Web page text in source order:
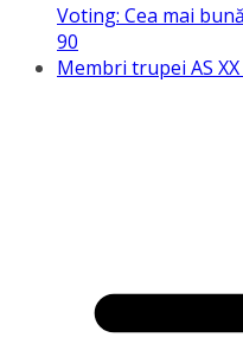
Voting: Cea mai
90
Membri trupei AS